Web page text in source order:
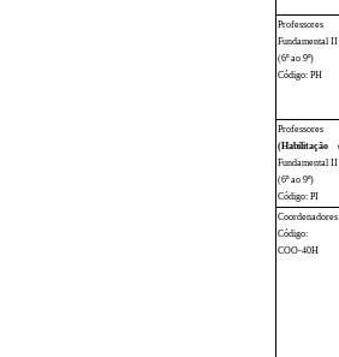
Fundamental II
(6º ao 9º)
Código: PH
(Habilitação
Fundamental II
(6º ao 9º)
Código: PI
Código:
COO-40H